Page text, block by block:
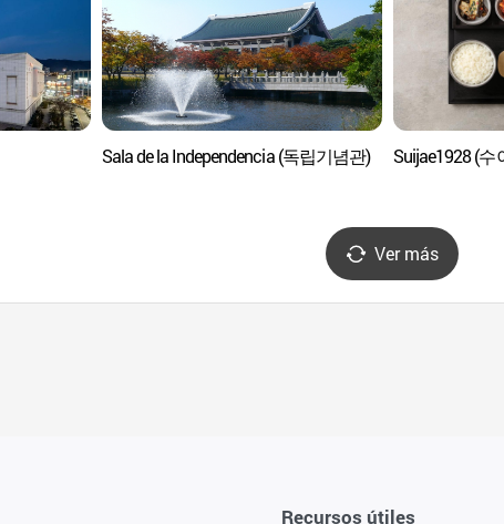
Sala de la Independencia (독립기념관) Suijae1928 (수
Ver más
Recursos útiles